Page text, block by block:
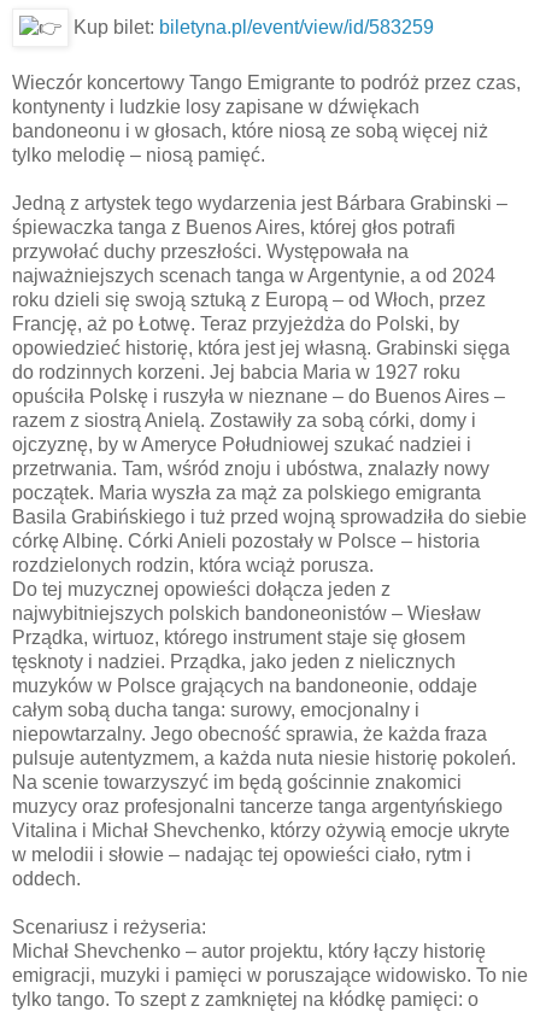
Kup bilet: biletyna.pl/event/view/id/583259
Wieczór koncertowy Tango Emigrante to podróż przez czas,
kontynenty i ludzkie losy zapisane w dźwiękach
bandoneonu i w głosach, które niosą ze sobą więcej niż
tylko melodię – niosą pamięć.
Jedną z artystek tego wydarzenia jest Bárbara Grabinski –
śpiewaczka tanga z Buenos Aires, której głos potrafi
przywołać duchy przeszłości. Występowała na
najważniejszych scenach tanga w Argentynie, a od 2024
roku dzieli się swoją sztuką z Europą – od Włoch, przez
Francję, aż po Łotwę. Teraz przyjeżdża do Polski, by
opowiedzieć historię, która jest jej własną. Grabinski sięga
do rodzinnych korzeni. Jej babcia Maria w 1927 roku
opuściła Polskę i ruszyła w nieznane – do Buenos Aires –
razem z siostrą Anielą. Zostawiły za sobą córki, domy i
ojczyznę, by w Ameryce Południowej szukać nadziei i
przetrwania. Tam, wśród znoju i ubóstwa, znalazły nowy
początek. Maria wyszła za mąż za polskiego emigranta
Basila Grabińskiego i tuż przed wojną sprowadziła do siebie
córkę Albinę. Córki Anieli pozostały w Polsce – historia
rozdzielonych rodzin, która wciąż porusza.
Do tej muzycznej opowieści dołącza jeden z
najwybitniejszych polskich bandoneonistów – Wiesław
Prządka, wirtuoz, którego instrument staje się głosem
tęsknoty i nadziei. Prządka, jako jeden z nielicznych
muzyków w Polsce grających na bandoneonie, oddaje
całym sobą ducha tanga: surowy, emocjonalny i
niepowtarzalny. Jego obecność sprawia, że każda fraza
pulsuje autentyzmem, a każda nuta niesie historię pokoleń.
Na scenie towarzyszyć im będą gościnnie znakomici
muzycy oraz profesjonalni tancerze tanga argentyńskiego
Vitalina i Michał Shevchenko, którzy ożywią emocje ukryte
w melodii i słowie – nadając tej opowieści ciało, rytm i
oddech.
Scenariusz i reżyseria:
Michał Shevchenko – autor projektu, który łączy historię
emigracji, muzyki i pamięci w poruszające widowisko. To nie
tylko tango. To szept z zamkniętej na kłódkę pamięci: o